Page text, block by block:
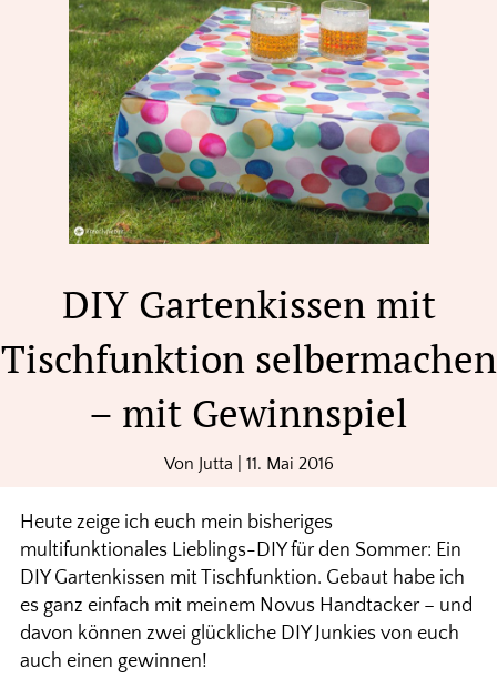
DIY Gartenkissen mit
Tischfunktion selbermachen
– mit Gewinnspiel
Von Jutta 11. Mai 2016
Heute zeige ich euch mein bisheriges
multifunktionales Lieblings-DIY für den Sommer: Ein
DIY Gartenkissen mit Tischfunktion. Gebaut habe ich
es ganz einfach mit meinem Novus Handtacker – und
davon können zwei glückliche DIY Junkies von euch
auch einen gewinnen!